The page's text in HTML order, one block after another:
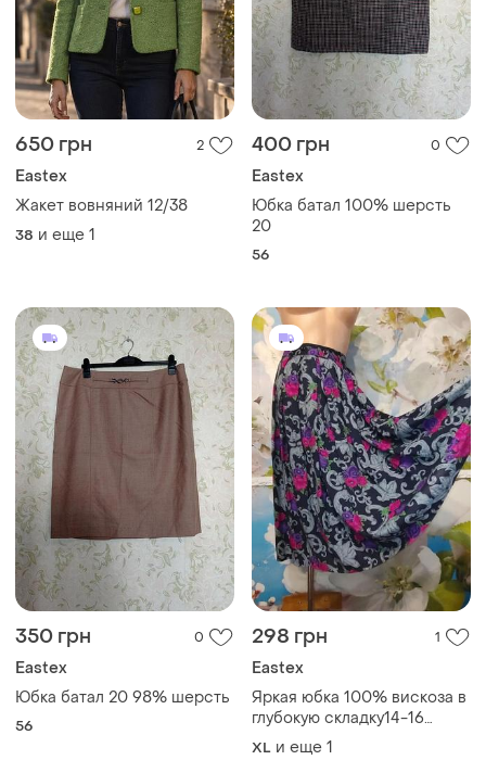
650 грн 2
Eastex
Жакет вовняний 12/38
38 и еще 1
400 грн 0
Eastex
Юбка батал 100% шерсть
20
56
350 грн 0
Eastex
Юбка батал 20 98% шерсть
56
298 грн 1
Eastex
Яркая юбка 100% вискоза в
глубокую складку14-16
р.eastex
XL и еще 1